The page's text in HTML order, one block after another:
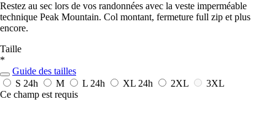
Restez au sec lors de vos randonnées avec la veste imperméable
technique Peak Mountain. Col montant, fermeture full zip et plus
encore.
Taille
*
Guide des tailles
S 24h M L 24h XL 24h 2XL
3XL
Ce champ est requis